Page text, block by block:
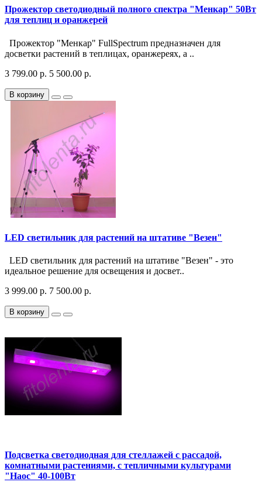
Прожектор светодиодный полного спектра "Менкар" 50Вт
для теплиц и оранжерей
Прожектор "Менкар" FullSpectrum предназначен для
досветки растений в теплицах, оранжереях, а ..
3 799.00 р. 5 500.00 р.
В корзину
LED светильник для растений на штативе "Везен"
LED светильник для растений на штативе "Везен" - это
идеальное решение для освещения и досвет..
3 999.00 р. 7 500.00 р.
В корзину
Подсветка светодиодная для стеллажей с рассадой,
комнатными растениями, с тепличными культурами
"Наос" 40-100Вт